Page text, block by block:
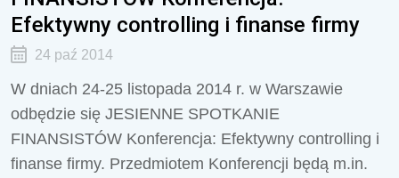
Efektywny controlling i finanse firmy
24 paź 2014
W dniach 24-25 listopada 2014 r. w Warszawie
odbędzie się JESIENNE SPOTKANIE
FINANSISTÓW Konferencja: Efektywny controlling i
finanse firmy. Przedmiotem Konferencji będą m.in.